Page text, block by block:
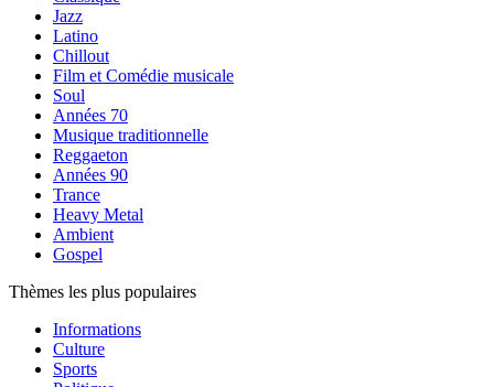
Jazz
Latino
Chillout
Film et Comédie musicale
Soul
Années 70
Musique traditionnelle
Reggaeton
Années 90
Trance
Heavy Metal
Ambient
Gospel
Thèmes les plus populaires
Informations
Culture
Sports